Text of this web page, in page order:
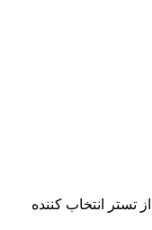
تستر انتخاب کننده